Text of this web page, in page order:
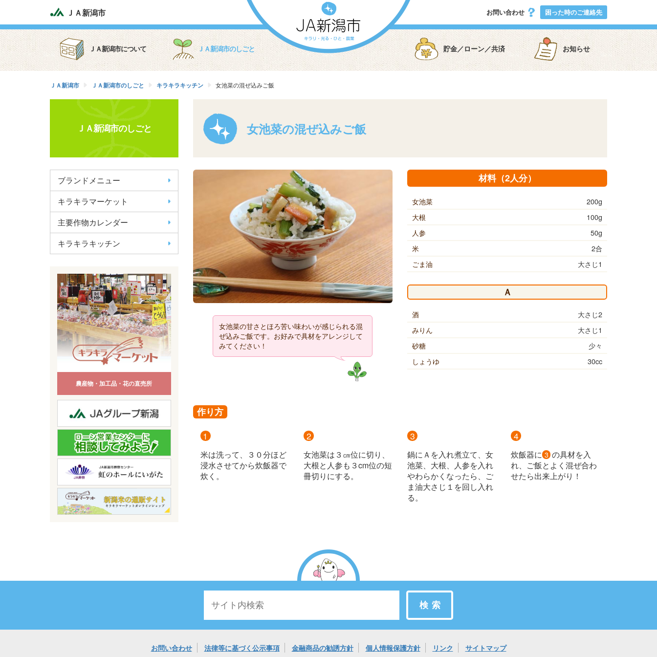
ＪＡ新潟市 お問い合わせ 困った時のご連絡先
ＪＡ新潟市について ＪＡ新潟市のしごと 貯金／ローン／共済 お知らせ
ＪＡ新潟市 ＪＡ新潟市のしごと キラキラキッチン 女池菜の混ぜ込みご飯
ＪＡ新潟市のしごと
ブランドメニュー
キラキラマーケット
主要作物カレンダー
キラキラキッチン
農産物・加工品・花の直売所
女池菜の混ぜ込みご飯
女池菜の甘さとほろ苦い味わいが感じられる混
ぜ込みご飯です。お好みで具材をアレンジして
みてください！
材料（2人分）
女池菜
200g
大根
100g
人参
50g
米
2合
ごま油
大さじ1
Ａ
酒
大さじ2
みりん
大さじ1
砂糖
少々
しょうゆ
30cc
作り方
米は洗って、３０分ほど
浸水させてから炊飯器で
炊く。
女池菜は３㎝位に切り、
大根と人参も３cm位の短
冊切りにする。
鍋にＡを入れ煮立て、女
池菜、大根、人参を入れ
やわらかくなったら、ご
ま油大さじ１を回し入れ
る。
炊飯器に 3 の具材を入
れ、ご飯とよく混ぜ合わ
せたら出来上がり！
検索
お問い合わせ 法律等に基づく公示事項 金融商品の勧誘方針 個人情報保護方針 リンク サイトマップ